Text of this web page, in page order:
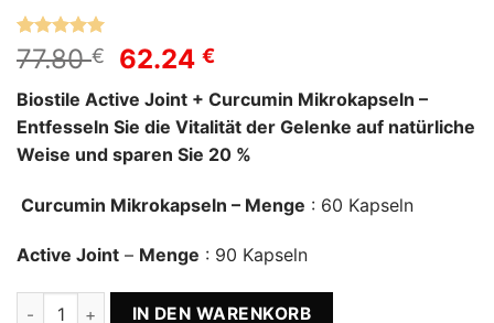
Bewertet
mit5von
auf
1
Kundenbewertung
77.80€
Ursprünglicher
Preis
war:
77.80 €
62.24€Aktueller
ist:
62.24 €.
Biostile Active Joint + Curcumin Mikrokapseln –
Entfesseln Sie die Vitalität der Gelenke auf natürliche
Weise und sparen Sie 20 %
Curcumin Mikrokapseln – Menge : 60 Kapseln
Active Joint – Menge : 90 Kapseln
Active Joint + Curcumin Biostile Menge
IN DEN WARENKORB